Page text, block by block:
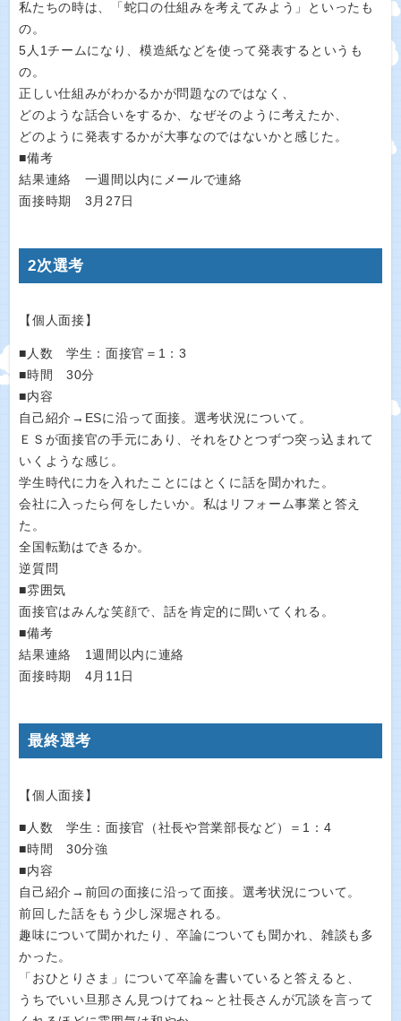
私たちの時は、「蛇口の仕組みを考えてみよう」といったも
の。
5人1チームになり、模造紙などを使って発表するというも
の。
正しい仕組みがわかるかが問題なのではなく、
どのような話合いをするか、なぜそのように考えたか、
どのように発表するかが大事なのではないかと感じた。
■備考
結果連絡 一週間以内にメールで連絡
面接時期 3月27日
2次選考
【個人面接】
■人数 学生：面接官＝1：3
■時間 30分
■内容
自己紹介→ESに沿って面接。選考状況について。
ＥＳが面接官の手元にあり、それをひとつずつ突っ込まれて
いくような感じ。
学生時代に力を入れたことにはとくに話を聞かれた。
会社に入ったら何をしたいか。私はリフォーム事業と答え
た。
全国転勤はできるか。
逆質問
■雰囲気
面接官はみんな笑顔で、話を肯定的に聞いてくれる。
■備考
結果連絡 1週間以内に連絡
面接時期 4月11日
最終選考
【個人面接】
■人数 学生：面接官（社長や営業部長など）＝1：4
■時間 30分強
■内容
自己紹介→前回の面接に沿って面接。選考状況について。
前回した話をもう少し深堀される。
趣味について聞かれたり、卒論についても聞かれ、雑談も多
かった。
「おひとりさま」について卒論を書いていると答えると、
うちでいい旦那さん見つけてね～と社長さんが冗談を言って